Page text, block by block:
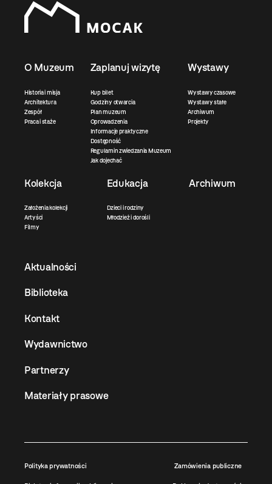
O Muzeum
Historia i misja
Architektura
Zespół
Praca i staże
Zaplanuj wizytę
Kup bilet
Godziny otwarcia
Plan muzeum
Oprowadzenia
Informacje praktyczne
Dostępność
Regulamin zwiedzania Muzeum
Jak dojechać
Wystawy
Wystawy czasowe
Wystawy stałe
Archiwum
Projekty
Kolekcja
Założenia kolekcji
Artyści
Filmy
Edukacja
Dzieci i rodziny
Młodzież i dorośli
Archiwum
Aktualności
Biblioteka
Kontakt
Wydawnictwo
Partnerzy
Materiały prasowe
Polityka prywatności Zamówienia publiczne